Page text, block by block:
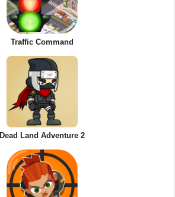
Traffic Command
Dead Land Adventure 2